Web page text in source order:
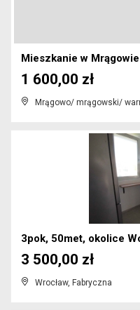
Mieszkanie w
Mrągowo/ mrągowski/
1 600,00 zł
Wrocław, Fabryczna
3 500,00 zł